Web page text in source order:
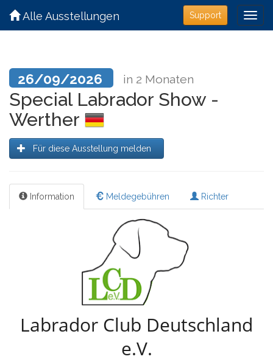
Support
Alle Ausstellungen
26/09/2026 in 2 Monaten
Special Labrador Show -
Werther
Für diese Ausstellung melden
Information Meldegebühren Richter
Labrador Club Deutschland
e.V.